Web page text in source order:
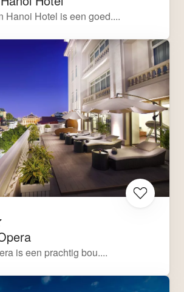
Hanoi Hotel is een goed....
is een prachtig bou....